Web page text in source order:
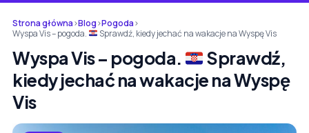
Strona główna›Blog›Pogoda›
Wyspa Vis – pogoda.
Sprawdź, kiedy jechać na wakacje na Wyspę Vis
Wyspa Vis – pogoda.
Sprawdź,
kiedy jechać na wakacje na Wyspę
Vis